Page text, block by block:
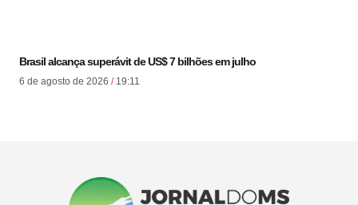
Brasil alcança superávit de US$ 7 bilhões em julho
6 de agosto de 2026 19:11